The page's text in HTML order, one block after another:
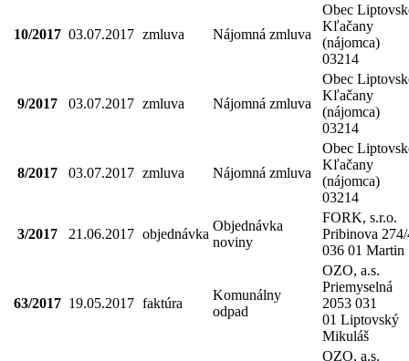
10/2017 03.07.2017 zmluva Nájomná zmluva
Obec
Kľačany
(nájomca)
03214
9/2017 03.07.2017 zmluva Nájomná zmluva
Obec
Kľačany
(nájomca)
03214
8/2017 03.07.2017 zmluva Nájomná zmluva
Obec
Kľačany
(nájomca)
03214
3/2017 21.06.2017 objednávka
Objednávka
noviny
FORK, s.r.o.
Pribinova
036 01 Martin
63/2017 19.05.2017 faktúra
Komunálny
odpad
OZO, a.s.
Priemyselná
2053 031
01 Liptovský
Mikuláš
OZO, a.s.